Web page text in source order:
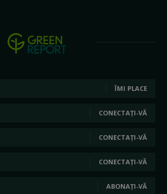
ÎMI PLACE
CONECTAȚI-VĂ
CONECTAȚI-VĂ
CONECTAȚI-VĂ
ABONAȚI-VĂ